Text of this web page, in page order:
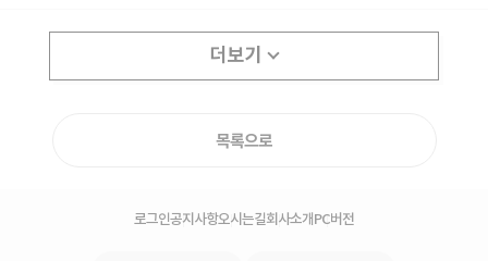
더보기
목록으로
로그인공지사항오시는길회사소개PC버전